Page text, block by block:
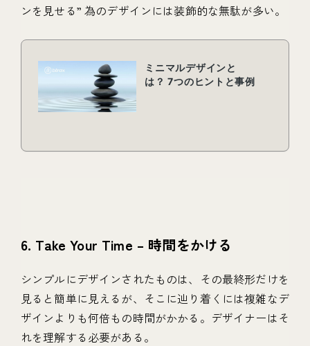
ンを見せる” 為のデザインには装飾的な無駄が多い。
6. Take Your Time – 時間をかける
シンプルにデザインされたものは、その最終形だけを
見ると簡単に見えるが、そこに辿り着くには複雑なデ
ザインよりも何倍もの時間がかかる。デザイナーはそ
れを理解する必要がある。